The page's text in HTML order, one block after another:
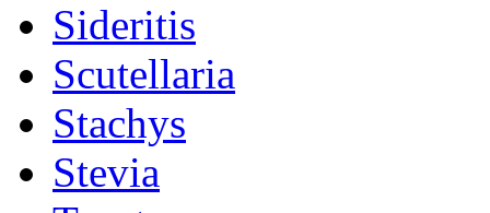
Sideritis
Scutellaria
Stachys
Stevia